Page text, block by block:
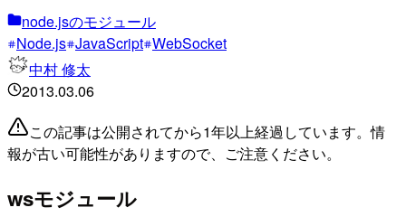
node.jsのモジュール
Node.js JavaScript WebSocket
中村 修太
2013.03.06
この記事は公開されてから1年以上経過しています。情
報が古い可能性がありますので、ご注意ください。
wsモジュール